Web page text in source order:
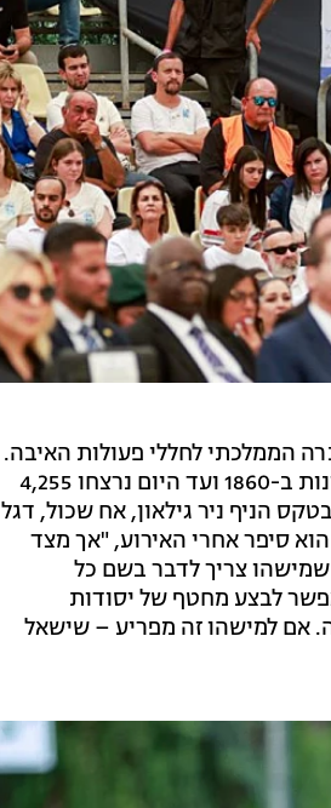
הממלכתי לחללי פעולות האיבה.
31 אזרחים נרצחו בשנה האחרונה בפיגועי טרור, ובסך הכל מראשית הציונות ב-1860 ועד היום נרצחו 4,255
הניף ניר גילאון, אח שכול, דגל
סיפר אחרי האירוע, "אך מצד
צריך לדבר בשם כל
לבצע מחטף של יסודות
אם למישהו זה מפריע – שישאל